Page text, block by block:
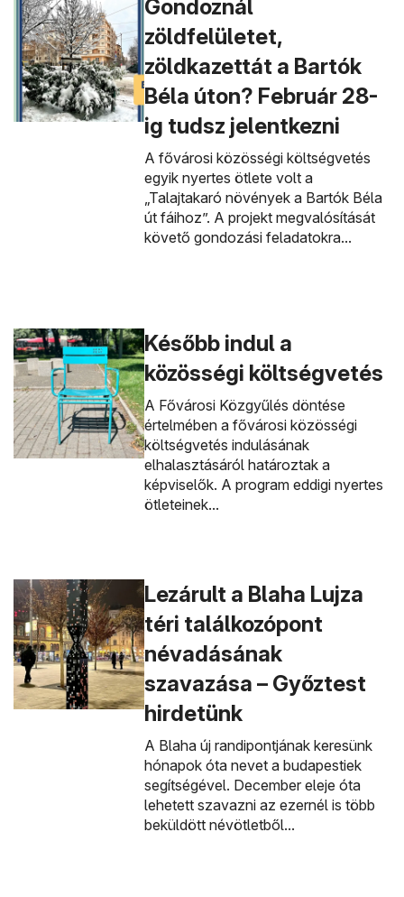
Gondoznál
zöldfelületet,
zöldkazettát a Bartók
Béla úton? Február 28-
ig tudsz jelentkezni
A fővárosi közösségi költségvetés
egyik nyertes ötlete volt a
„Talajtakaró növények a Bartók Béla
út fáihoz”. A projekt megvalósítását
követő gondozási feladatokra...
Később indul a
közösségi költségvetés
A Fővárosi Közgyűlés döntése
értelmében a fővárosi közösségi
költségvetés indulásának
elhalasztásáról határoztak a
képviselők. A program eddigi nyertes
ötleteinek...
Lezárult a Blaha Lujza
téri találkozópont
névadásának
szavazása – Győztest
hirdetünk
A Blaha új randipontjának keresünk
hónapok óta nevet a budapestiek
segítségével. December eleje óta
lehetett szavazni az ezernél is több
beküldött névötletből...